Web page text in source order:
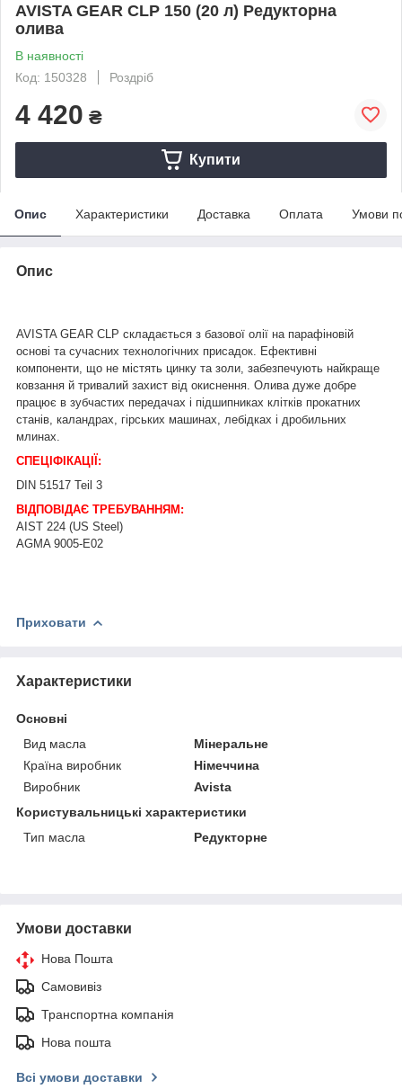
AVISTA GEAR CLP 150 (20 л) Редукторна
олива
В наявності
Код: 150328
Роздріб
4 420 ₴
Купити
Опис Характеристики Доставка Оплата Умови
Опис
AVISTA GEAR CLP складається з базової олії на парафіновій
основі та сучасних технологічних присадок. Ефективні
компоненти, що не містять цинку та золи, забезпечують найкраще
ковзання й тривалий захист від окиснення. Олива дуже добре
працює в зубчастих передачах і підшипниках клітків прокатних
станів, каландрах, гірських машинах, лебідках і дробильних
млинах.
СПЕЦІФІКАЦІЇ:
DIN 51517 Teil 3
ВІДПОВІДАЄ ТРЕБУВАННЯМ:
AIST 224 (US Steel)
AGMA 9005-E02
Приховати
Характеристики
Основні
Вид масла
Мінеральне
Країна виробник
Німеччина
Виробник
Avista
Користувальницькі характеристики
Тип масла
Редукторне
Умови доставки
Нова Пошта
Самовивіз
Транспортна компанія
Нова пошта
Всі умови доставки